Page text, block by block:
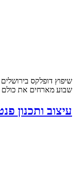
שבוע מארחים את כולם
עיצוב ותכנון